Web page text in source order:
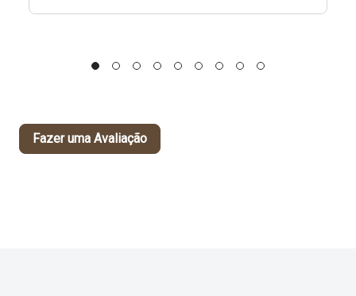
Fazer uma Avaliação